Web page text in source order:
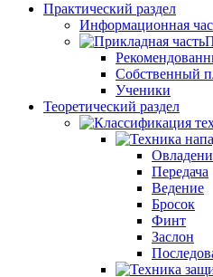
Практический раздел
Информационная
Собственный
Ученики
Теоретический раздел
Передача
Ведение
Бросок
Финт
Заслон